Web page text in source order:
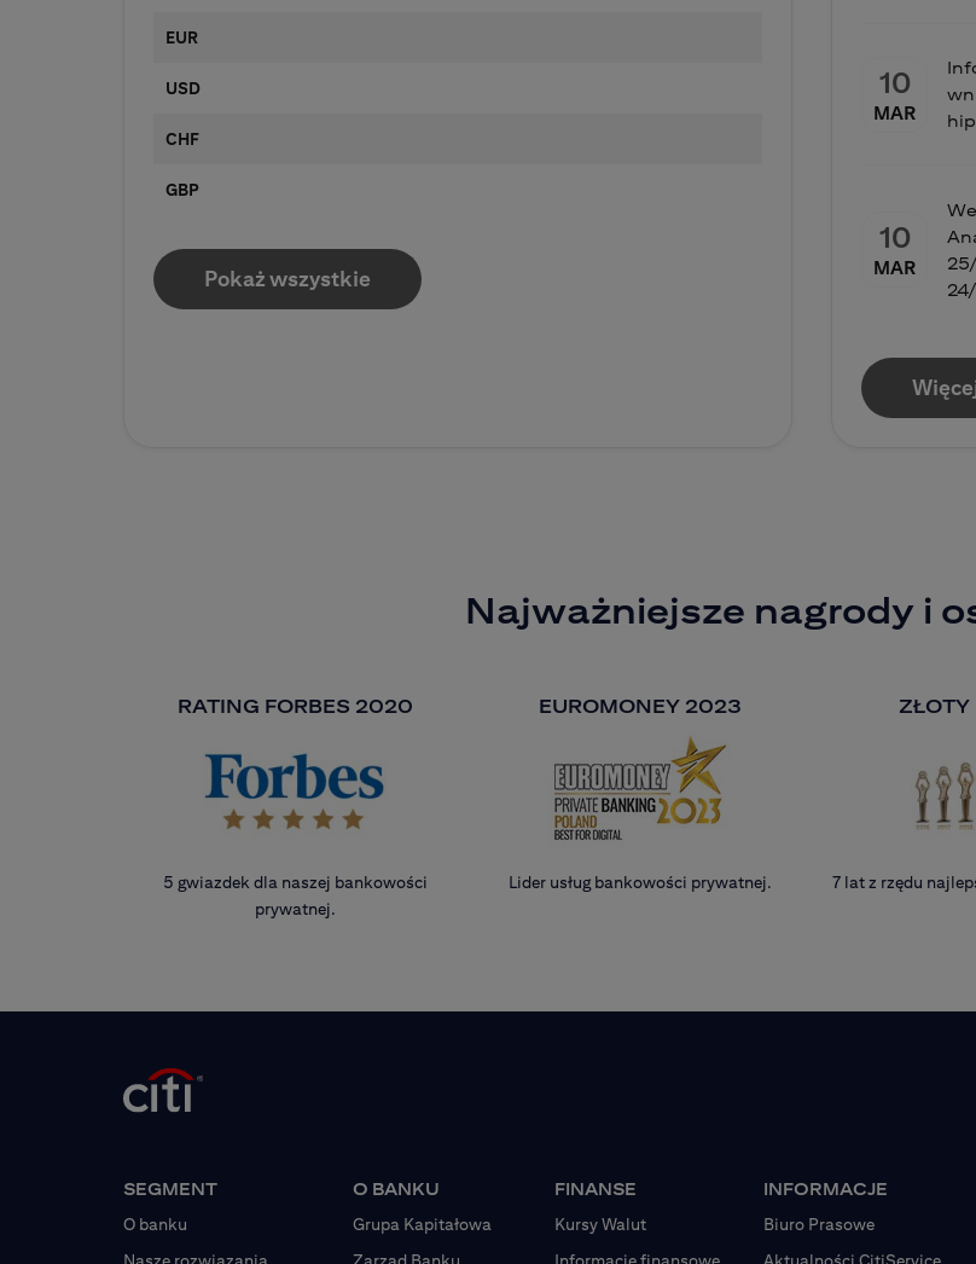
EUR
USD
CHF
GBP
Pokaż wszystkie
10
MAR
10
MAR
Najważniejsze nagrody i
RATING FORBES 2020
5 gwiazdek dla naszej bankowości
prywatnej.
EUROMONEY 2023
Lider usług bankowości prywatnej.
ZŁOTY
7 lat z rzędu
SEGMENT
O banku
O BANKU
Grupa Kapitałowa
FINANSE
Kursy Walut
INFORMACJE
Biuro Prasowe